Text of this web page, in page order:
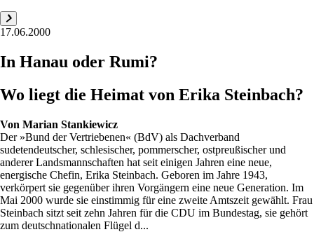
17.06.2000
In Hanau oder Rumi?
Wo liegt die Heimat von Erika Steinbach?
Von Marian Stankiewicz
Der »Bund der Vertriebenen« (BdV) als Dachverband
sudetendeutscher, schlesischer, pommerscher, ostpreußischer und
anderer Landsmannschaften hat seit einigen Jahren eine neue,
energische Chefin, Erika Steinbach. Geboren im Jahre 1943,
verkörpert sie gegenüber ihren Vorgängern eine neue Generation. Im
Mai 2000 wurde sie einstimmig für eine zweite Amtszeit gewählt. Frau
Steinbach sitzt seit zehn Jahren für die CDU im Bundestag, sie gehört
zum deutschnationalen Flügel d...